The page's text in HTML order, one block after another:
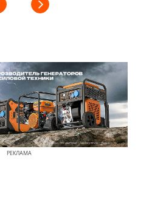
РЕКЛАМА